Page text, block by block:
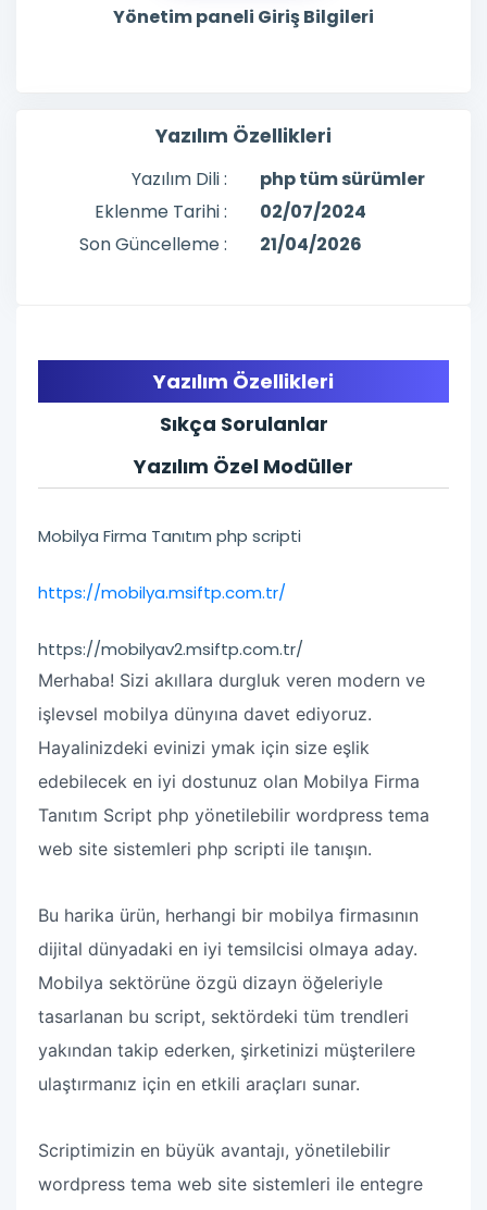
Yönetim paneli Giriş Bilgileri
Yazılım Özellikleri
Yazılım Dili :
php tüm sürümler
Eklenme Tarihi :
02/07/2024
Son Güncelleme :
21/04/2026
Yazılım Özellikleri
Sıkça Sorulanlar
Yazılım Özel Modüller
Mobilya Firma Tanıtım php scripti
https://mobilya.msiftp.com.tr/
https://mobilyav2.msiftp.com.tr/
Merhaba! Sizi akıllara durgluk veren modern ve
işlevsel mobilya dünyına davet ediyoruz.
Hayalinizdeki evinizi ymak için size eşlik
edebilecek en iyi dostunuz olan Mobilya Firma
Tanıtım Script php yönetilebilir wordpress tema
web site sistemleri php scripti ile tanışın.
Bu harika ürün, herhangi bir mobilya firmasının
dijital dünyadaki en iyi temsilcisi olmaya aday.
Mobilya sektörüne özgü dizayn öğeleriyle
tasarlanan bu script, sektördeki tüm trendleri
yakından takip ederken, şirketinizi müşterilere
ulaştırmanız için en etkili araçları sunar.
Scriptimizin en büyük avantajı, yönetilebilir
wordpress tema web site sistemleri ile entegre